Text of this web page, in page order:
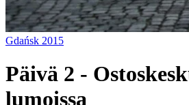
Gdańsk 2015
Päivä 2 -
lumoissa